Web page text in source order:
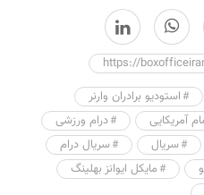
https://
استودیو برادران وارنر
آمریکایی
درام ورزشی
سریال
سریال درام
مایکل ایوانز بهلینگ